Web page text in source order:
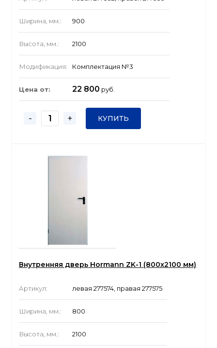
Ширина, мм.: 900
Высота, мм.: 2100
Модификация: Комплектация №3
Цена от: 22 800 руб.
- + КУПИТЬ
Внутренняя дверь Hormann ZK-1 (800x2100 мм)
Артикул: левая 277574, правая 277575
Ширина, мм.: 800
Высота, мм.: 2100